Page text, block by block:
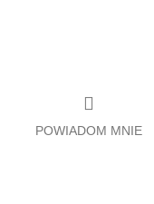
POWIADOM MNIE